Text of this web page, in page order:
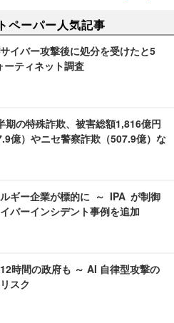
ペーパー人気記事
イバー攻撃後に処分を受けたと5
ティネット調査
期の特殊詐欺、被害総額1,816億円
億）やニセ警察詐欺（507.9億）な
ギー企業が標的に ～ IPA が制御
バーインシデント事例を追加
時間の政府も ～ AI 自律型攻撃の
スク